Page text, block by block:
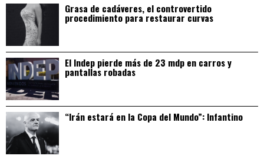
Grasa de cadáveres, el controvertido
procedimiento para restaurar curvas
El Indep pierde más de 23 mdp en carros y
pantallas robadas
“Irán estará en la Copa del Mundo”: Infantino